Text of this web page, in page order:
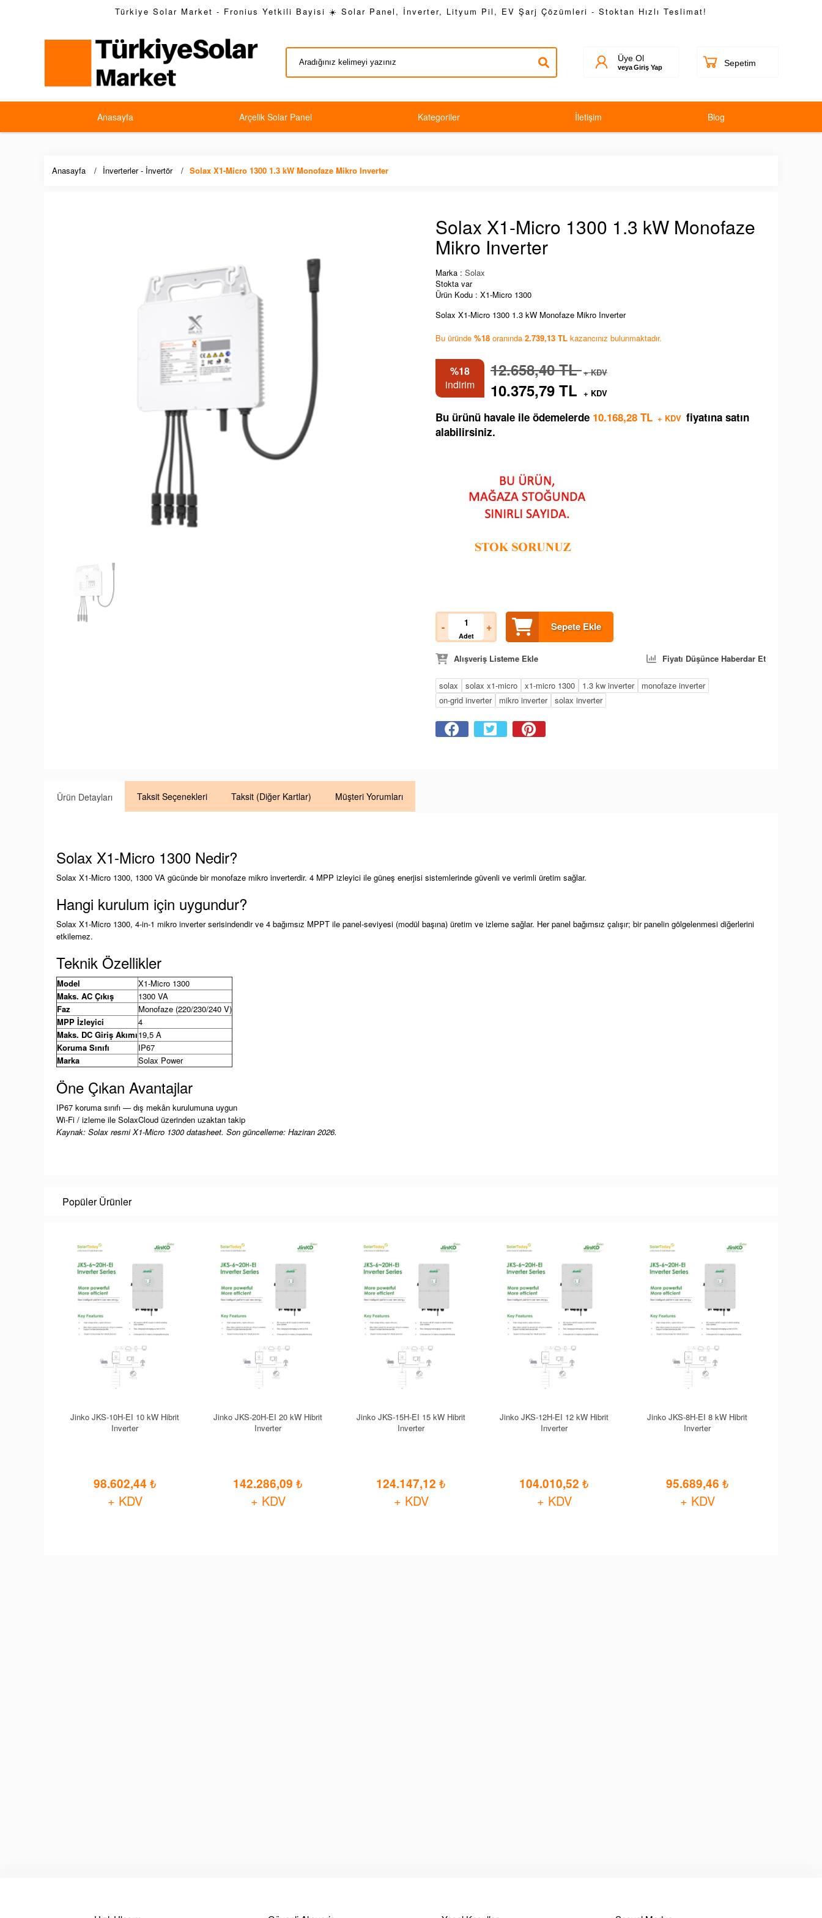
Türkiye Solar Market - Fronius Yetkili Bayisi ☀️ Solar Panel, İnverter, Lityum Pil, EV Şarj Çözümleri - Stoktan Hızlı Teslimat!
Giriş Yap
veya
Üye Ol
Anasayfa Arçelik Solar Panel Kategoriler İletişim Blog
Anasayfa İnverterler - İnvertör Solax X1-Micro 1300 1.3 kW Monofaze Mikro Inverter
Solax X1-Micro 1300 1.3 kW Monofaze
Mikro Inverter
Marka : Solax
Stokta var
Ürün Kodu : X1-Micro 1300
%18
indirim
12.658,40 TL+ KDV
10.375,79 TL + KDV
Bu üründe %18 oranında 2.739,13 TL kazancınız bulunmaktadır.
Bu ürünü havale ile ödemelerde 10.168,28 TL + KDV fiyatına satın
alabilirsiniz.
-
Adet
+ Sepete Ekle
Alışveriş Listeme Ekle Fiyatı Düşünce Haberdar Et
Solax X1-Micro 1300 1.3 kW Monofaze Mikro Inverter
solax solax x1-micro x1-micro 1300 1.3 kw inverter
monofaze inverter
on-grid inverter
mikro inverter solax inverter
Ürün Detayları Taksit Seçenekleri Taksit (Diğer Kartlar) Müşteri Yorumları
Solax X1-Micro 1300 Nedir?
Solax X1-Micro 1300, 1300 VA gücünde bir monofaze mikro inverterdir. 4 MPP izleyici ile güneş enerjisi sistemlerinde güvenli ve verimli üretim sağlar.
Hangi kurulum için uygundur?
Solax X1-Micro 1300, 4-in-1 mikro inverter serisindendir ve 4 bağımsız MPPT ile panel-seviyesi (modül başına) üretim ve izleme sağlar. Her panel bağımsız çalışır; bir panelin gölgelenmesi diğerlerini
etkilemez.
Teknik Özellikler
Model
X1-Micro 1300
Maks. AC Çıkış
1300 VA
Faz
Monofaze (220/230/240 V)
MPP İzleyici
4
Maks. DC Giriş Akımı19,5 A
Koruma Sınıfı
IP67
Marka
Solax Power
Öne Çıkan Avantajlar
IP67 koruma sınıfı — dış mekân kurulumuna uygun
Wi-Fi / izleme ile SolaxCloud üzerinden uzaktan takip
Kaynak: Solax resmi X1-Micro 1300 datasheet. Son güncelleme: Haziran 2026.
Popüler Ürünler
Jinko JKS-10H-EI 10 kW Hibrit
Inverter
98.602,44
+ KDV
Jinko JKS-20H-EI 20 kW Hibrit
Inverter
142.286,09
+ KDV
Jinko JKS-15H-EI 15 kW Hibrit
Inverter
124.147,12
+ KDV
Jinko JKS-12H-EI 12 kW Hibrit
Inverter
104.010,52
+ KDV
Jinko JKS-8H-EI 8 kW Hibrit
Inverter
95.689,46
+ KDV